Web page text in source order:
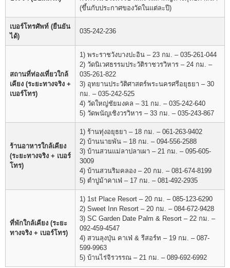
(ขึ้นกับประกาศของวัดในแต่ละปี)
เบอร์โทรศัพท์ (ยืนยัน
ได้)
035-242-236
สถานที่ท่องเที่ยวใกล้
เคียง (ระยะทางจริง +
เบอร์โทร)
1) พระราชวังบางปะอิน – 23 กม. – 035-261-044
2) วัดนิเวศธรรมประวัติราชวรวิหาร – 24 กม. –
035-261-822
3) อุทยานประวัติศาสตร์พระนครศรีอยุธยา – 30
กม. – 035-242-525
4) วัดใหญ่ชัยมงคล – 31 กม. – 035-242-640
5) วัดพนัญเชิงวรวิหาร – 33 กม. – 035-243-867
ร้านอาหารใกล้เคียง
(ระยะทางจริง + เบอร์
โทร)
1) ร้านทุ่งอยุธยา – 18 กม. – 061-263-9402
2) บ้านนายพัน – 18 กม. – 094-556-2588
3) บ้านสวนแม่ลาปลาเผา – 21 กม. – 095-605-
3009
4) บ้านสวนริมคลอง – 20 กม. – 081-674-8199
5) ตำปูม้าคาเฟ่ – 17 กม. – 081-492-2935
ที่พักใกล้เคียง (ระยะ
ทางจริง + เบอร์โทร)
1) 1st Place Resort – 20 กม. – 085-123-6290
2) Sweet Inn Resort – 20 กม. – 084-672-9428
3) SC Garden Date Palm & Resort – 22 กม. –
092-459-4547
4) สวนลุงปุ่น คาเฟ่ & รีสอร์ท – 19 กม. – 087-
599-9963
5) บ้านไร่จิรวรรณ – 21 กม. – 089-692-6992